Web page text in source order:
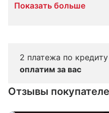
Показать больше
2 платежа по кредиту
оплатим за вас
Отзывы